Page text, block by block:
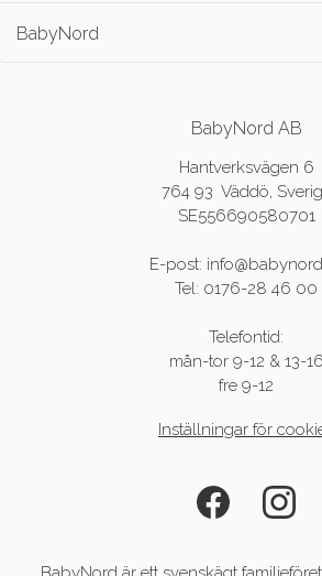
BabyNord
BabyNord AB
Hantverksvägen 6
764 93 Väddö,
SE556690580701
E-post:
Tel: 0176-28 46 00
Telefontid:
mån-tor 9-12 & 13-16
fre 9-12
Inställningar för